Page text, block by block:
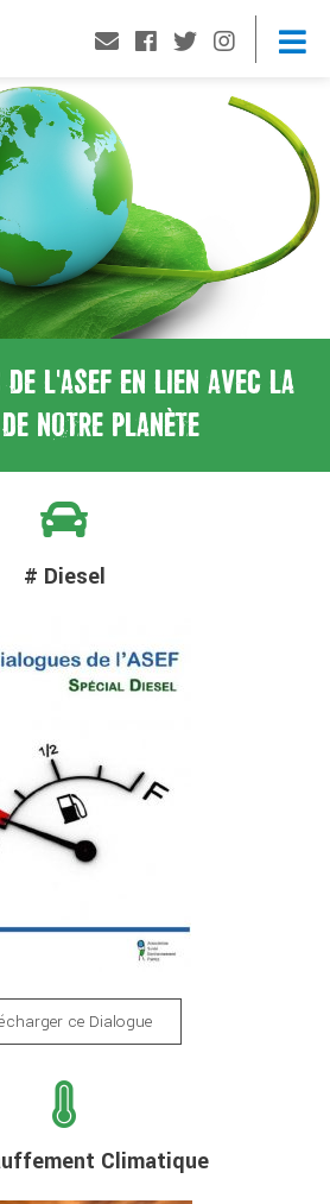
DE L'ASEF EN LIEN AVEC LA
NOTRE PLANÈTE
# Diesel
ce Dialogue
Climatique